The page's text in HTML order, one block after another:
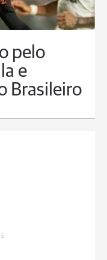
pelo
e
Brasileiro